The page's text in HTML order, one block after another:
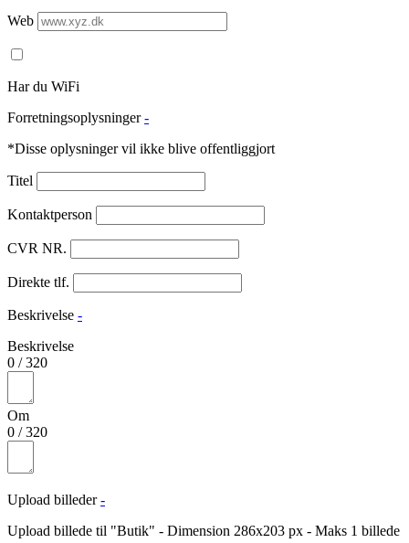
Web
Har du WiFi
Forretningsoplysninger -
*Disse oplysninger vil ikke blive offentliggjort
Titel
Kontaktperson
CVR NR.
Direkte tlf.
Beskrivelse -
Beskrivelse
0 /320
Om
0 /320
Upload billeder -
Upload billede til "Butik" - Dimension 286x203 px - Maks 1 billede